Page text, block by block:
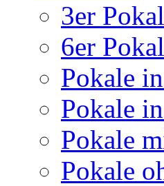
3er
6er
Pokale
Pokale
Pokale
Pokale